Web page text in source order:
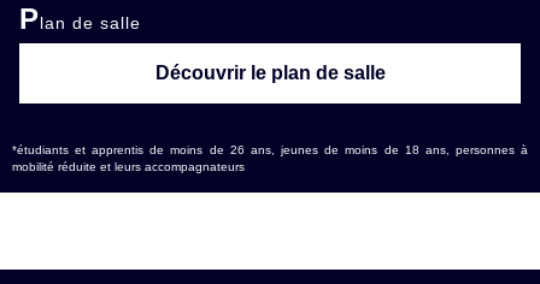
Plan de salle
Découvrir le plan de salle
*étudiants et apprentis de moins de 26 ans, jeunes de moins de 18 ans, personnes à
mobilité réduite et leurs accompagnateurs